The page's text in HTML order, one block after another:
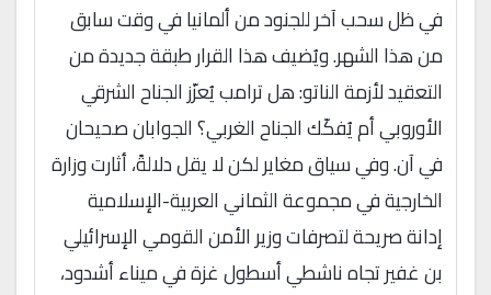
في ظل سحب آخر للجنود من ألمانيا في وقت سابق
من هذا الشهر. ويُضيف هذا القرار طبقة جديدة من
التعقيد لأزمة الناتو: هل ترامب يُعزّز الجناح الشرقي
الأوروبي أم يُفكّك الجناح الغربي؟ الجوابان صحيحان
في آن. وفي سياق مغاير لكن لا يقل دلالةً، أثارت وزارة
الخارجية في مجموعة الثماني العربية-الإسلامية
إدانة صريحة لتصرفات وزير الأمن القومي الإسرائيلي
بن غفير تجاه ناشطي أسطول غزة في ميناء أشدود،